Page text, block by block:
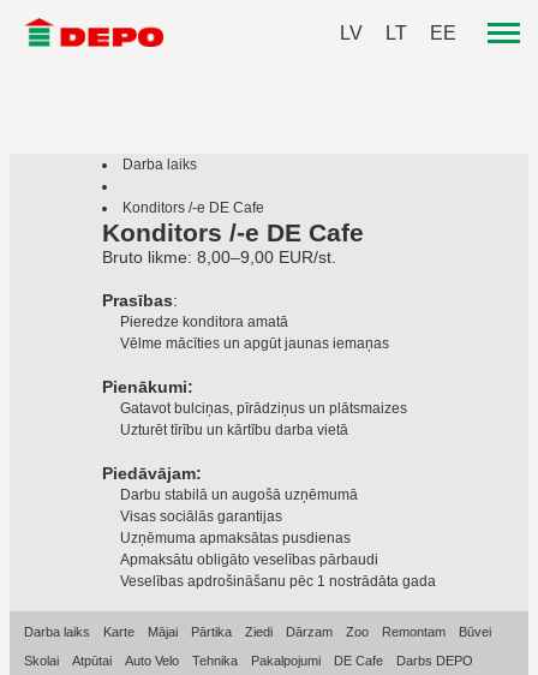
LV LT EE
Darba laiks
Konditors /-e DE Cafe
Konditors /-e DE Cafe
Bruto likme: 8,00–9,00 EUR/st.
Prasības:
Pieredze konditora amatā
Vēlme mācīties un apgūt jaunas iemaņas
Pienākumi:
Gatavot bulciņas, pīrādziņus un plātsmaizes
Uzturēt tīrību un kārtību darba vietā
Piedāvājam:
Darbu stabilā un augošā uzņēmumā
Visas sociālās garantijas
Uzņēmuma apmaksātas pusdienas
Apmaksātu obligāto veselības pārbaudi
Veselības apdrošināšanu pēc 1 nostrādāta gada
Darba laiks Karte Mājai Pārtika Ziedi Dārzam Zoo Remontam
Būvei
Skolai
Atpūtai Auto Velo Tehnika Pakalpojumi DE Cafe
Darbs DEPO